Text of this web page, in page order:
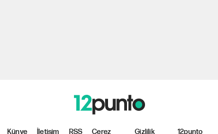
Künye İletişim RSS Çerez Gizlilik 12punto